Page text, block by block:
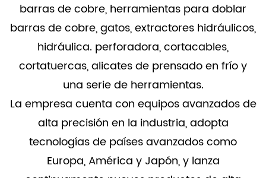
barras de cobre, herramientas para doblar
barras de cobre, gatos, extractores hidráulicos,
hidráulica. perforadora, cortacables,
cortatuercas, alicates de prensado en frío y
una serie de herramientas.
La empresa cuenta con equipos avanzados de
alta precisión en la industria, adopta
tecnologías de países avanzados como
Europa, América y Japón, y lanza